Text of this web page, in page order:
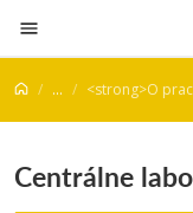
Prejsť na obsah
... <strong>O
Centrálne